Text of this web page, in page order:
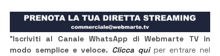
”Iscriviti al Canale WhatsApp di Webmarte TV in
modo semplice e veloce. Clicca quiper entrare nel